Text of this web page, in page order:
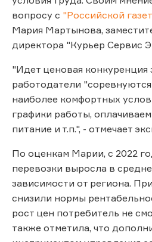
вопросу с "Российской
Мария Мартынова,
директора "Курьер Сервис
"Идет ценовая конкуренция
работодатели
наиболее комфортных
графики работы,
питание и т.п.", - отмечает
По оценкам Марии, с 2022
перевозки выросла в
зависимости от региона.
снизили нормы
рост цен потребитель не
также отметила, что